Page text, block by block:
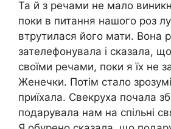
Та й з речами не мало
поки в питання нашого роз
втрутилася його мати. Вона
зателефонувала і сказала,
своїми речами, поки я їх не
Женечки. Потім стало
приїхала. Свекруха почала
подарувала нам на спільні